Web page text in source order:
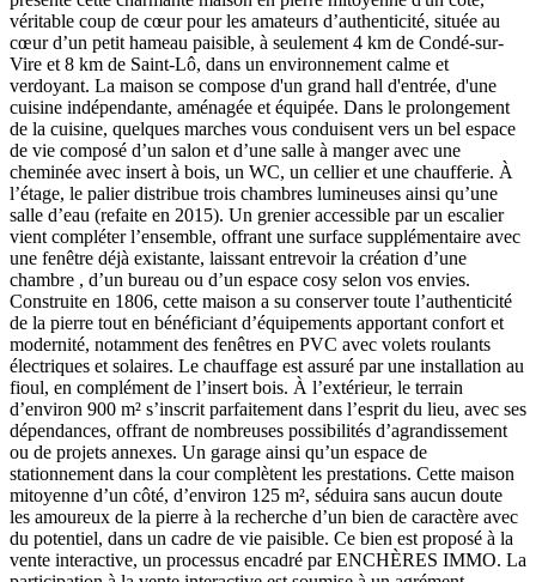
véritable coup de cœur pour les amateurs d’authenticité, située au
cœur d’un petit hameau paisible, à seulement 4 km de Condé-sur-
Vire et 8 km de Saint-Lô, dans un environnement calme et
verdoyant. La maison se compose d'un grand hall d'entrée, d'une
cuisine indépendante, aménagée et équipée. Dans le prolongement
de la cuisine, quelques marches vous conduisent vers un bel espace
de vie composé d’un salon et d’une salle à manger avec une
cheminée avec insert à bois, un WC, un cellier et une chaufferie. À
l’étage, le palier distribue trois chambres lumineuses ainsi qu’une
salle d’eau (refaite en 2015). Un grenier accessible par un escalier
vient compléter l’ensemble, offrant une surface supplémentaire avec
une fenêtre déjà existante, laissant entrevoir la création d’une
chambre , d’un bureau ou d’un espace cosy selon vos envies.
Construite en 1806, cette maison a su conserver toute l’authenticité
de la pierre tout en bénéficiant d’équipements apportant confort et
modernité, notamment des fenêtres en PVC avec volets roulants
électriques et solaires. Le chauffage est assuré par une installation au
fioul, en complément de l’insert bois. À l’extérieur, le terrain
d’environ 900 m² s’inscrit parfaitement dans l’esprit du lieu, avec ses
dépendances, offrant de nombreuses possibilités d’agrandissement
ou de projets annexes. Un garage ainsi qu’un espace de
stationnement dans la cour complètent les prestations. Cette maison
mitoyenne d’un côté, d’environ 125 m², séduira sans aucun doute
les amoureux de la pierre à la recherche d’un bien de caractère avec
du potentiel, dans un cadre de vie paisible. Ce bien est proposé à la
vente interactive, un processus encadré par ENCHÈRES IMMO. La